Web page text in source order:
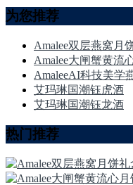
为您推荐
Amalee双层燕窝月
Amalee大闸蟹黄流
AmaleeAI科技美学
艾玛琳国潮钰虎酒
艾玛琳国潮钰龙酒
热门推荐